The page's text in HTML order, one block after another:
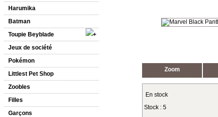
Harumika
Batman
Toupie Beyblade
Jeux de société
Pokémon
Littlest Pet Shop
Zoobles
Filles
Garçons
Zoom
En stock
Stock : 5